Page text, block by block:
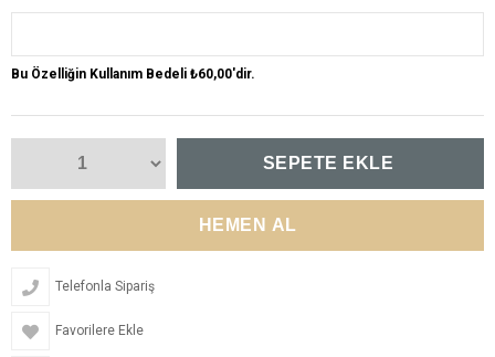
Bu Özelliğin Kullanım Bedeli ₺60,00'dir.
Telefonla Sipariş
Favorilere Ekle